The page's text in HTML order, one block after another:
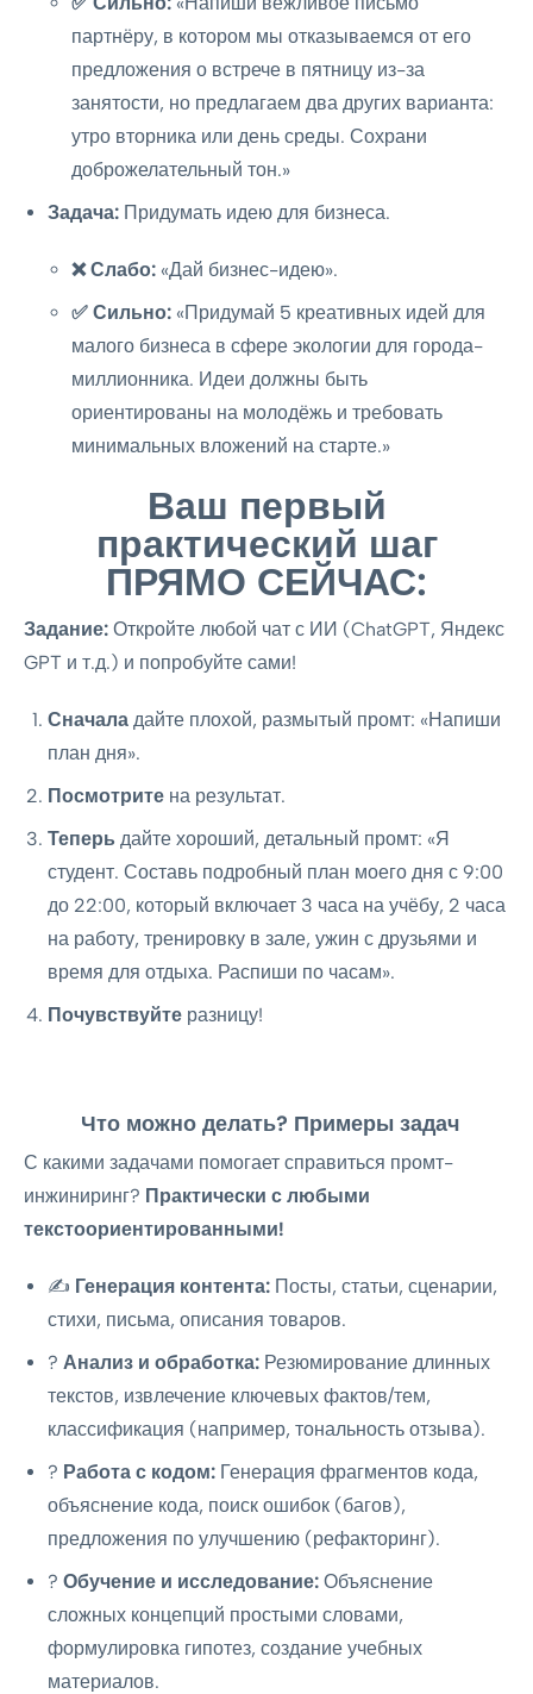
партнёру, в котором мы отказываемся от его
предложения о встрече в пятницу из-за
занятости, но предлагаем два других варианта:
утро вторника или день среды. Сохрани
доброжелательный тон.»
Задача: Придумать идею для бизнеса.
❌ Слабо: «Дай бизнес-идею».
✅ Сильно: «Придумай 5 креативных идей для
малого бизнеса в сфере экологии для города-
миллионника. Идеи должны быть
ориентированы на молодёжь и требовать
минимальных вложений на старте.»
Ваш первый
практический шаг
ПРЯМО СЕЙЧАС:
Задание: Откройте любой чат с ИИ (ChatGPT, Яндекс
GPT и т.д.) и попробуйте сами!
Сначала дайте плохой, размытый промт: «Напиши
план дня».
Посмотрите на результат.
Теперь дайте хороший, детальный промт: «Я
студент. Составь подробный план моего дня с 9:00
до 22:00, который включает 3 часа на учёбу, 2 часа
на работу, тренировку в зале, ужин с друзьями и
время для отдыха. Распиши по часам».
Почувствуйте разницу!
Что можно делать? Примеры задач
С какими задачами помогает справиться промт-
инжиниринг? Практически с любыми
текстоориентированными!
✍️ Генерация контента: Посты, статьи, сценарии,
стихи, письма, описания товаров.
? Анализ и обработка: Резюмирование длинных
текстов, извлечение ключевых фактов/тем,
классификация (например, тональность отзыва).
? Работа с кодом: Генерация фрагментов кода,
объяснение кода, поиск ошибок (багов),
предложения по улучшению (рефакторинг).
? Обучение и исследование: Объяснение
сложных концепций простыми словами,
формулировка гипотез, создание учебных
материалов.